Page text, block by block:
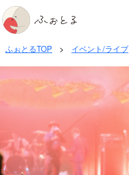
ふぉとるTOP > イベント/ライブ